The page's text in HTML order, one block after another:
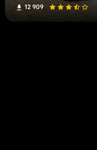
12 909